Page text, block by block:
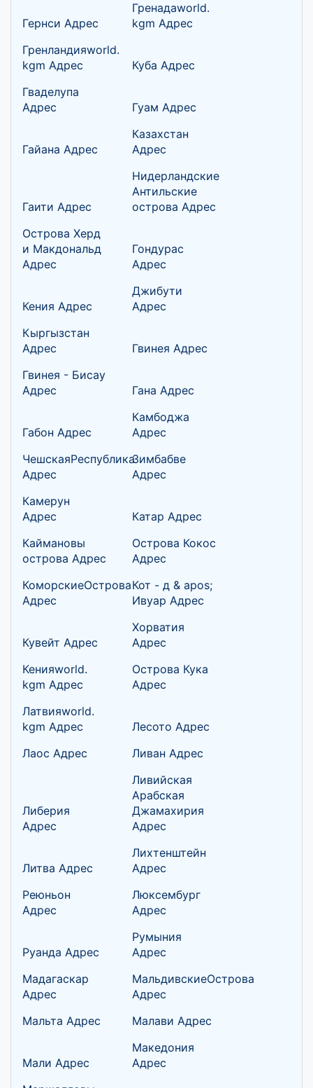
Гернси Адрес
Гренадаworld.
kgm Адрес
Гренландияworld.
kgm Адрес
Куба Адрес
Гваделупа
Адрес
Гуам Адрес
Гайана Адрес
Казахстан
Адрес
Гаити Адрес
Нидерландские
Антильские
острова Адрес
Острова Херд
и Макдональд
Адрес
Гондурас
Адрес
Кения Адрес
Джибути
Адрес
Кыргызстан
Адрес
Гвинея Адрес
Гвинея - Бисау
Адрес
Гана Адрес
Габон Адрес
Камбоджа
Адрес
ЧешскаяРеспублика
Адрес
Зимбабве
Адрес
Камерун
Адрес
Катар Адрес
Каймановы
острова Адрес
Острова Кокос
Адрес
КоморскиеОстрова
Адрес
Кот - д & apos;
Ивуар Адрес
Кувейт Адрес
Хорватия
Адрес
Кенияworld.
kgm Адрес
Острова Кука
Адрес
Латвияworld.
kgm Адрес
Лесото Адрес
Лаос Адрес
Ливан Адрес
Либерия
Адрес
Ливийская
Арабская
Джамахирия
Адрес
Литва Адрес
Лихтенштейн
Адрес
Реюньон
Адрес
Люксембург
Адрес
Руанда Адрес
Румыния
Адрес
Мадагаскар
Адрес
МальдивскиеОстрова
Адрес
Мальта Адрес
Малави Адрес
Мали Адрес
Македония
Адрес